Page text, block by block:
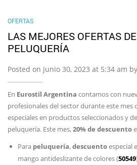
OFERTAS
LAS MEJORES OFERTAS
PELUQUERÍA
Posted on junio 30, 2023 at 5:34 am by
En Eurostil Argentina contamos con
profesionales del sector durante este mes
especiales en productos seleccionados y
peluquería. Este mes,20% de descuento
Para peluquería,descuentoespecial
mango antideslizante de colores (50549